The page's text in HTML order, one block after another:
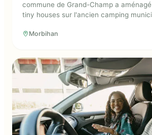
commune de Grand-Champ a
tiny houses sur l'ancien camping
proposant une alternative accessible et
Morbihan